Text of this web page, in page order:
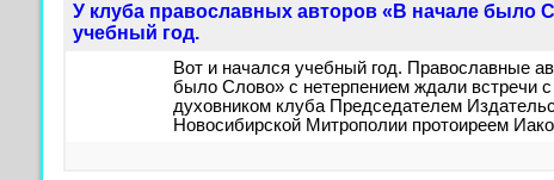
У клуба православных авторов «В начале было
учебный год.
Вот и начался учебный год. Православные
было Слово» с нетерпением ждали встречи
духовником клуба Председателем
Новосибирской Митрополии протоиреем